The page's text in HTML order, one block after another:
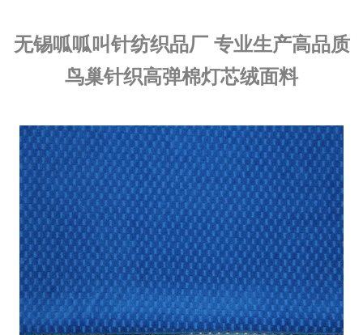
无锡呱呱叫针纺织品厂 专业生产高品质
鸟巢针织高弹棉灯芯绒面料